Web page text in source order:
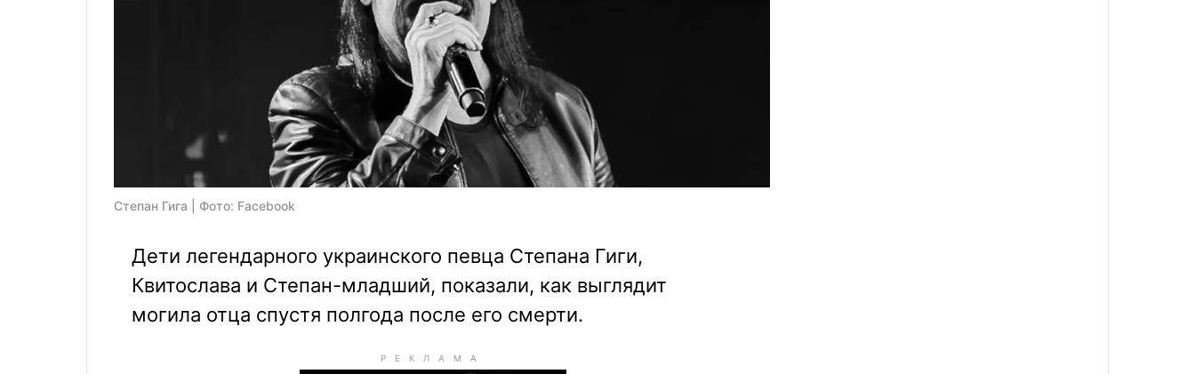
Степан Гига | Фото: Facebook
Дети легендарного украинского певца Степана Гиги,
Квитослава и Степан-младший, показали, как выглядит
могила отца спустя полгода после его смерти.